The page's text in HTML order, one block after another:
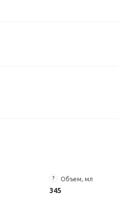
? Объем, мл
345